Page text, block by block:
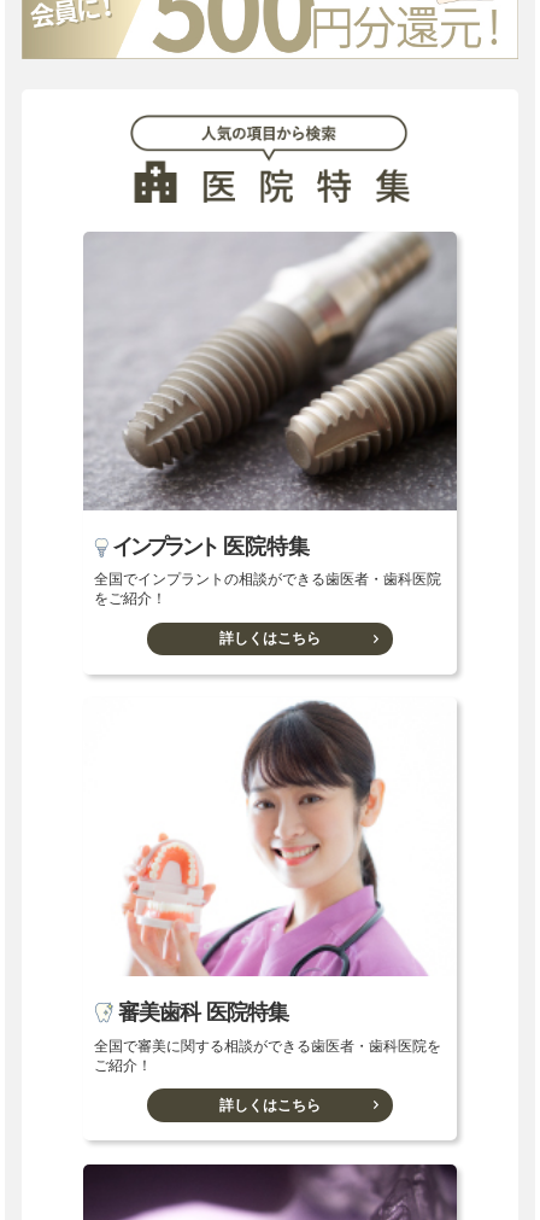
インプラント医院特集
全国でインプラントの相談ができる歯医者・歯科医院
をご紹介！
詳しくはこちら
審美歯科 医院特集
全国で審美に関する相談ができる歯医者・歯科医院を
ご紹介！
詳しくはこちら